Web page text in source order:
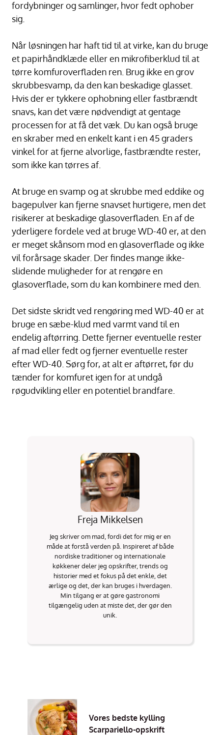
fordybninger og samlinger, hvor fedt ophober
sig.
Når løsningen har haft tid til at virke, kan du bruge
et papirhåndklæde eller en mikrofiberklud til at
tørre komfuroverfladen ren. Brug ikke en grov
skrubbesvamp, da den kan beskadige glasset.
Hvis der er tykkere ophobning eller fastbrændt
snavs, kan det være nødvendigt at gentage
processen for at få det væk. Du kan også bruge
en skraber med en enkelt kant i en 45 graders
vinkel for at fjerne alvorlige, fastbrændte rester,
som ikke kan tørres af.
At bruge en svamp og at skrubbe med eddike og
bagepulver kan fjerne snavset hurtigere, men det
risikerer at beskadige glasoverfladen. En af de
yderligere fordele ved at bruge WD-40 er, at den
er meget skånsom mod en glasoverflade og ikke
vil forårsage skader. Der findes mange ikke-
slidende muligheder for at rengøre en
glasoverflade, som du kan kombinere med den.
Det sidste skridt ved rengøring med WD-40 er at
bruge en sæbe-klud med varmt vand til en
endelig aftørring. Dette fjerner eventuelle rester
af mad eller fedt og fjerner eventuelle rester
efter WD-40. Sørg for, at alt er aftørret, før du
tænder for komfuret igen for at undgå
røgudvikling eller en potentiel brandfare.
Freja Mikkelsen
Jeg skriver om mad, fordi det for mig er en
måde at forstå verden på. Inspireret af både
nordiske traditioner og internationale
køkkener deler jeg opskrifter, trends og
historier med et fokus på det enkle, det
ærlige og det, der kan bruges i hverdagen.
Min tilgang er at gøre gastronomi
tilgængelig uden at miste det, der gør den
unik.
Vores bedste kylling
Scarpariello-opskrift